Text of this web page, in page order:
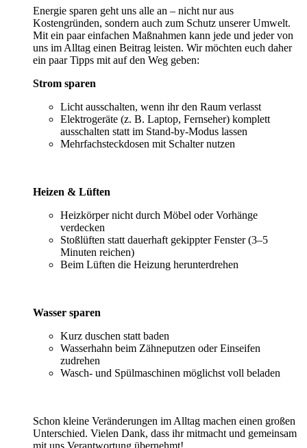
Energie sparen geht uns alle an – nicht nur aus
Kostengründen, sondern auch zum Schutz unserer Umwelt.
Mit ein paar einfachen Maßnahmen kann jede und jeder von
uns im Alltag einen Beitrag leisten. Wir möchten euch daher
ein paar Tipps mit auf den Weg geben:
Strom sparen
Licht ausschalten, wenn ihr den Raum verlasst
Elektrogeräte (z. B. Laptop, Fernseher) komplett
ausschalten statt im Stand-by-Modus lassen
Mehrfachsteckdosen mit Schalter nutzen
Heizen & Lüften
Heizkörper nicht durch Möbel oder Vorhänge
verdecken
Stoßlüften statt dauerhaft gekippter Fenster (3–5
Minuten reichen)
Beim Lüften die Heizung herunterdrehen
Wasser sparen
Kurz duschen statt baden
Wasserhahn beim Zähneputzen oder Einseifen
zudrehen
Wasch- und Spülmaschinen möglichst voll beladen
Schon kleine Veränderungen im Alltag machen einen großen
Unterschied. Vielen Dank, dass ihr mitmacht und gemeinsam
mit uns Verantwortung übernehmt!